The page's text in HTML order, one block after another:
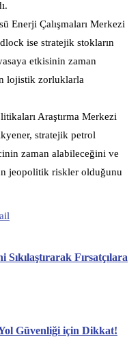
Enerji Çalışmaları Merkezi
ise stratejik stokların
etkisinin zaman
lojistik zorluklarla
Araştırma Merkezi
stratejik petrol
zaman alabileceğini ve
jeopolitik riskler olduğunu
Fırsatçılara
Güvenliği için Dikkat!